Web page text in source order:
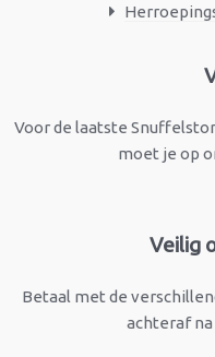
Voor de laatste
moet je op
Veilig
Betaal met de
achteraf na